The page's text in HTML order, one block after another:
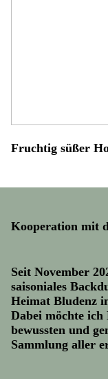
Fruchtig süßer
Kooperation mit
Seit November
saisoniales
Heimat Bludenz
Dabei möchte ich
bewussten und
Sammlung aller